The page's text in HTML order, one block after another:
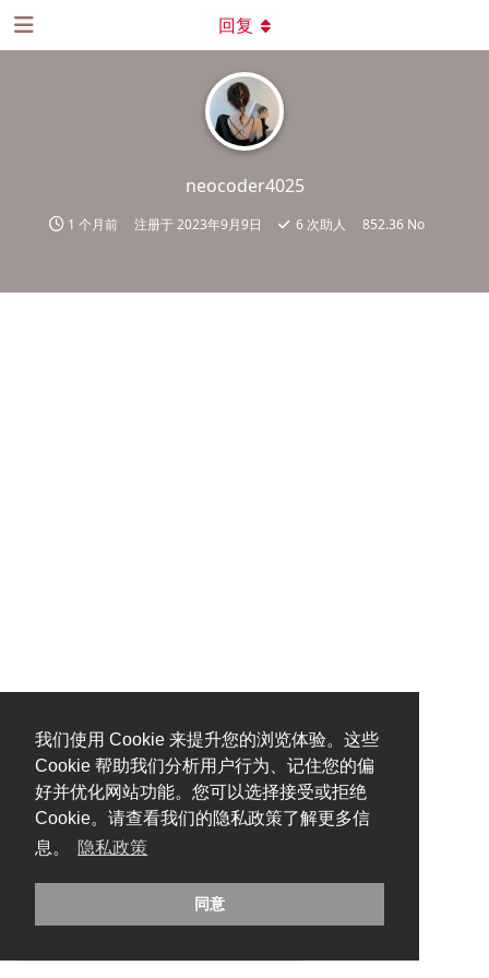
我们使用 Cookie 来提升您的浏览体验。这些
Cookie 帮助我们分析用户行为、记住您的偏
好并优化网站功能。您可以选择接受或拒绝
Cookie。请查看我们的隐私政策了解更多信
息。
隐私政策
同意
neocoder4025
1 个月前 注册于2023年9月9日 6次助人 852.36 No
回复
糟糕，出错啦！请刷新页面重试。